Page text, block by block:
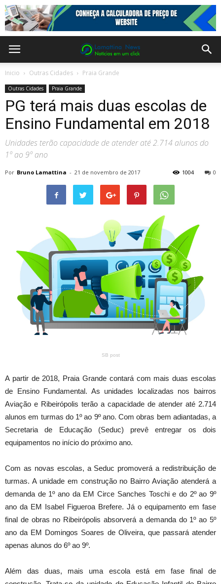
Inicio Outras Cidades Praia Grande
Outras Cidades Praia Grande
PG terá mais duas escolas de
Ensino Fundamental em 2018
Unidades terão capacidade de atender até 2.714 alunos do
1º ao 9º ano
Por Bruno Lamattina - 21 de novembro de 2017 0
1004
SB post
A partir de 2018, Praia Grande contará com mais duas escolas
de Ensino Fundamental. As unidades localizadas nos bairros
Aviação e Ribeirópolis terão a capacidade de atender até 2.714
alunos em turmas do 1º ao 9º ano. Com obras bem adiantadas, a
Secretaria de Educação (Seduc) prevê entregar os dois
equipamentos no início do próximo ano.
Com as novas escolas, a Seduc promoverá a redistribuição de
turmas. A unidade em construção no Bairro Aviação atenderá a
demanda de 1º ano da EM Circe Sanches Toschi e do 2º ao 9º
ano da EM Isabel Figueroa Brefere. Já o equipamento em fase
final de obras no Ribeirópolis absorverá a demanda do 1º ao 5º
ano da EM Domingos Soares de Oliveira, que passará atender
apenas alunos do 6º ao 9º.
Além das duas, mais uma escola está em fase final de